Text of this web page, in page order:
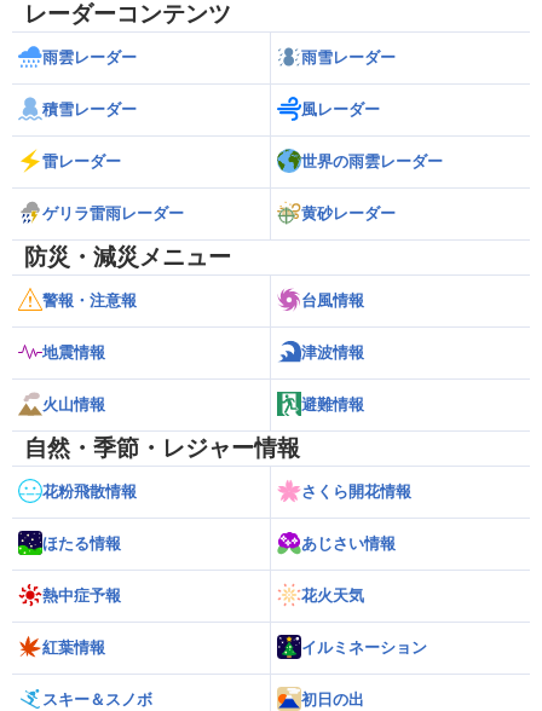
レーダーコンテンツ
雨雲レーダー 雨雪レーダー
積雪レーダー 風レーダー
雷レーダー 世界の雨雲レーダー
ゲリラ雷雨レーダー 黄砂レーダー
防災・減災メニュー
警報・注意報 台風情報
地震情報 津波情報
火山情報 避難情報
自然・季節・レジャー情報
花粉飛散情報 さくら開花情報
ほたる情報 あじさい情報
熱中症予報 花火天気
紅葉情報 イルミネーション
スキー＆スノボ 初日の出